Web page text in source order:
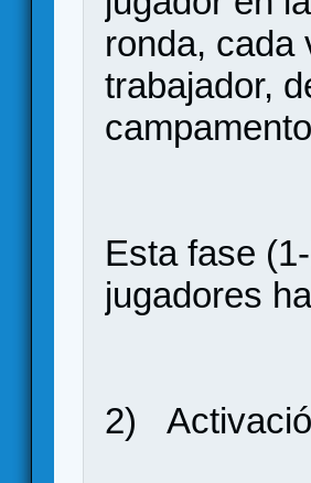
ronda, cada
trabajador,
Esta fase
jugadores
2)